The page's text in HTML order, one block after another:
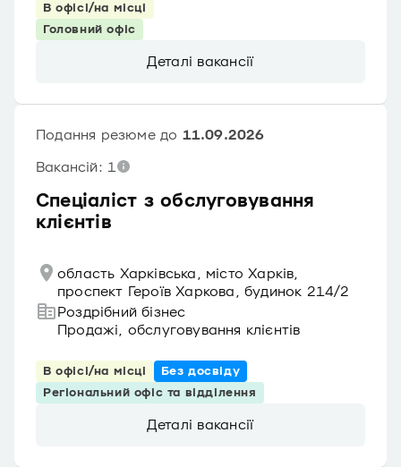
В офісі/на місці
Головний офіс
Деталі вакансії
Спеціаліст з обслуговування
клієнтів
Подання резюме до 11.09.2026
Вакансій: 1
область Харківська, місто Харків,
проспект Героїв Харкова, будинок 214/2
Роздрібний бізнес
Продажі, обслуговування клієнтів
В офісі/на місці
Без досвіду
Регіональний офіс та відділення
Деталі вакансії